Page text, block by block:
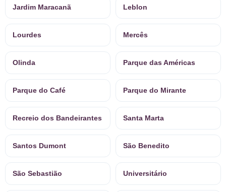
Jardim Maracanã Leblon
Lourdes Mercês
Olinda Parque das Américas
Parque do Café Parque do Mirante
Recreio dos Bandeirantes Santa Marta
Santos Dumont São Benedito
São Sebastião Universitário